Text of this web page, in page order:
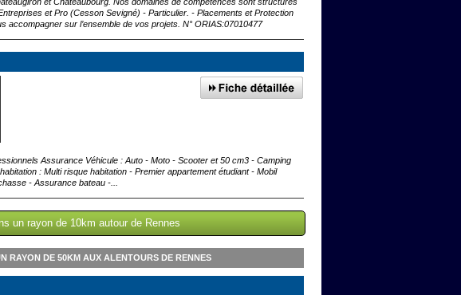
et Pro (Cesson Sevigné) - Particulier. - Placements et Protection
sur l’ensemble de vos projets. N° ORIAS:07010477
Assurance Véhicule : Auto - Moto - Scooter et 50 cm3 - Camping
: Multi risque habitation - Premier appartement étudiant - Mobil
- Assurance bateau -...
un rayon de 10km autour de Rennes
RAYON DE 50KM AUX ALENTOURS DE RENNES